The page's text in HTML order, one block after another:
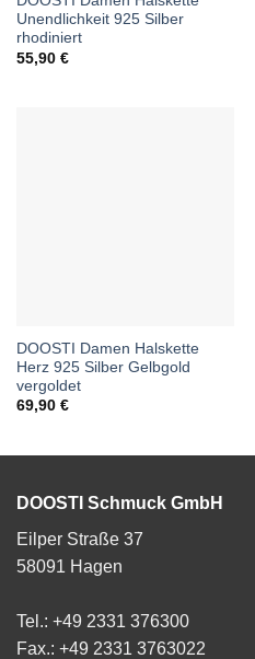
Unendlichkeit 925 Silber
rhodiniert
55,90 €
DOOSTI Damen Halskette
Herz 925 Silber Gelbgold
vergoldet
69,90 €
DOOSTI Schmuck GmbH
Eilper Straße 37
58091 Hagen
Tel.: +49 2331 376300
Fax.: +49 2331 3763022